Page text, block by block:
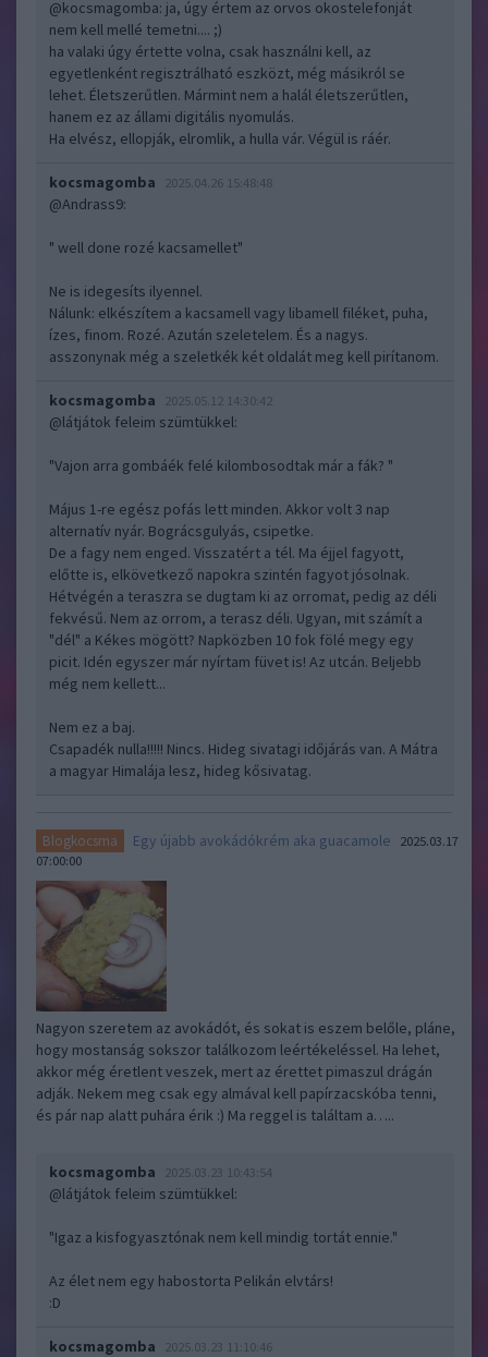
@kocsmagomba: ja, úgy értem az orvos okostelefonját
nem kell mellé temetni.... ;)
ha valaki úgy értette volna, csak használni kell, az
egyetlenként regisztrálható eszközt, még másikról se
lehet. Életszerűtlen. Mármint nem a halál életszerűtlen,
hanem ez az állami digitális nyomulás.
Ha elvész, ellopják, elromlik, a hulla vár. Végül is ráér.
kocsmagomba 2025.04.26 15:48:48
@Andrass9:
" well done rozé kacsamellet"
Ne is idegesíts ilyennel.
Nálunk: elkészítem a kacsamell vagy libamell filéket, puha,
ízes, finom. Rozé. Azután szeletelem. És a nagys.
asszonynak még a szeletkék két oldalát meg kell pirítanom.
kocsmagomba 2025.05.12 14:30:42
@látjátok feleim szümtükkel:
"Vajon arra gombáék felé kilombosodtak már a fák? "
Május 1-re egész pofás lett minden. Akkor volt 3 nap
alternatív nyár. Bográcsgulyás, csipetke.
De a fagy nem enged. Visszatért a tél. Ma éjjel fagyott,
előtte is, elkövetkező napokra szintén fagyot jósolnak.
Hétvégén a teraszra se dugtam ki az orromat, pedig az déli
fekvésű. Nem az orrom, a terasz déli. Ugyan, mit számít a
"dél" a Kékes mögött? Napközben 10 fok fölé megy egy
picit. Idén egyszer már nyírtam füvet is! Az utcán. Beljebb
még nem kellett...
Nem ez a baj.
Csapadék nulla!!!!! Nincs. Hideg sivatagi időjárás van. A Mátra
a magyar Himalája lesz, hideg kősivatag.
Blogkocsma Egy újabb avokádókrém aka guacamole
2025.03.17
07:00:00
Nagyon szeretem az avokádót, és sokat is eszem belőle, pláne,
hogy mostanság sokszor találkozom leértékeléssel. Ha lehet,
akkor még éretlent veszek, mert az érettet pimaszul drágán
adják. Nekem meg csak egy almával kell papírzacskóba tenni,
és pár nap alatt puhára érik :) Ma reggel is találtam a…..
kocsmagomba 2025.03.23 10:43:54
@látjátok feleim szümtükkel:
"Igaz a kisfogyasztónak nem kell mindig tortát ennie."
Az élet nem egy habostorta Pelikán elvtárs!
:D
kocsmagomba 2025.03.23 11:10:46